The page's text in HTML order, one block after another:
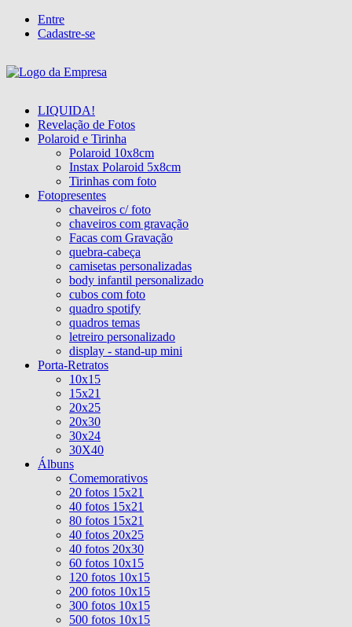
Entre
Cadastre-se
LIQUIDA!
Revelação de Fotos
Polaroid e Tirinha
Polaroid 10x8cm
Instax Polaroid 5x8cm
Tirinhas com foto
Fotopresentes
chaveiros c/ foto
chaveiros com gravação
Facas com Gravação
quebra-cabeça
camisetas personalizadas
body infantil personalizado
cubos com foto
quadro spotify
quadros temas
letreiro personalizado
display - stand-up mini
Porta-Retratos
10x15
15x21
20x25
20x30
30x24
30X40
Álbuns
Comemorativos
20 fotos 15x21
40 fotos 15x21
80 fotos 15x21
40 fotos 20x25
40 fotos 20x30
60 fotos 10x15
120 fotos 10x15
200 fotos 10x15
300 fotos 10x15
500 fotos 10x15